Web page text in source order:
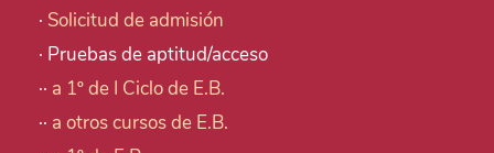
· Solicitud de admisión
· Pruebas de aptitud/acceso
·· a 1º de I Ciclo de E.B.
·· a otros cursos de E.B.